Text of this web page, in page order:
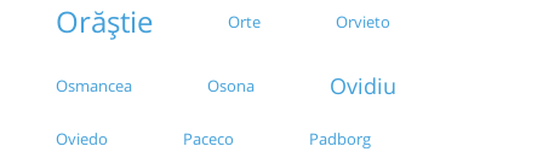
Orăștie Orte Orvieto
Osmancea Osona Ovidiu
Oviedo Paceco Padborg